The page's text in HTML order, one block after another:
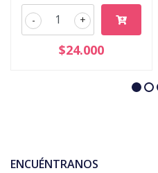
+
-
$24.000
ENCUÉNTRANOS